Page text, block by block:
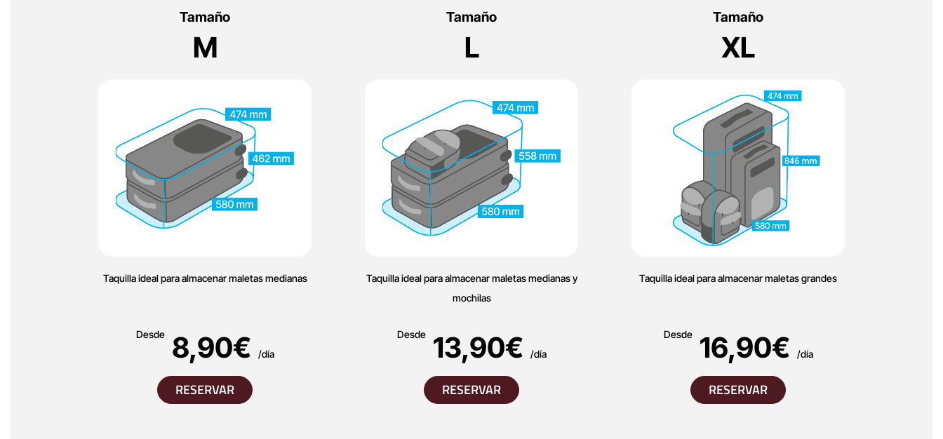
Tamaño
M
Taquilla ideal para almacenar maletas medianas
Desde 8,90€ /día
RESERVAR
Tamaño
L
Taquilla ideal para almacenar maletas medianas y
mochilas
Desde 13,90€ /día
RESERVAR
Tamaño
XL
Taquilla ideal para almacenar maletas grandes
Desde 16,90€ /día
RESERVAR